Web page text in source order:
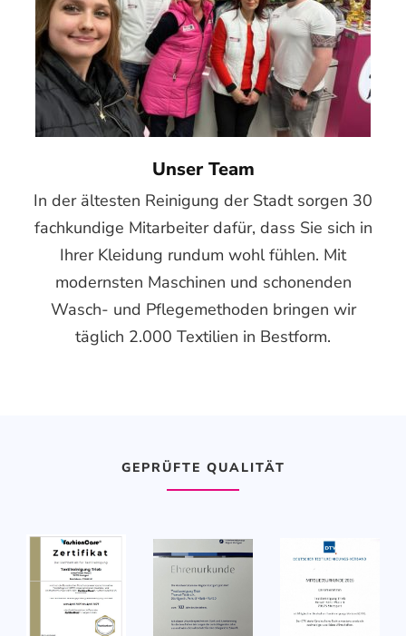
Unser Team
In der ältesten Reinigung der Stadt sorgen 30
fachkundige Mitarbeiter dafür, dass Sie sich in
Ihrer Kleidung rundum wohl fühlen. Mit
modernsten Maschinen und schonenden
Wasch- und Pflegemethoden bringen wir
täglich 2.000 Textilien in Bestform.
GEPRÜFTE QUALITÄT